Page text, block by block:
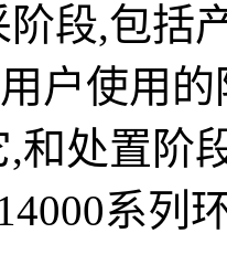
阶段,包括
户使用的
,和处置阶
系列